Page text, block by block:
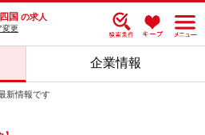
国 の求人
変更
企業情報
新情報です